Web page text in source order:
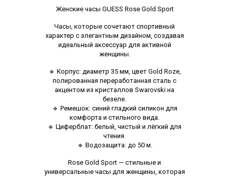
Описание
Женские часы GUESS Rose Gold Sport
Часы, которые сочетают спортивный
характер с элегантным дизайном, создавая
идеальный аксессуар для активной
женщины.
🔹 Корпус: диаметр 35 мм, цвет Gold Roze,
полированная переработанная сталь с
акцентом из кристаллов Swarovski на
безеле.
🔹 Ремешок: синий гладкий силикон для
комфорта и стильного вида.
🔹 Циферблат: белый, чистый и лёгкий для
чтения.
🔹 Водозащита: до 50 м.
Rose Gold Sport — стильные и
универсальные часы для женщины, которая